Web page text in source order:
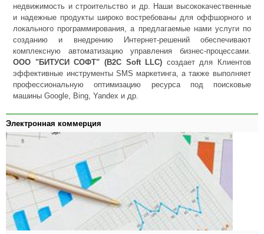
недвижимость и строительство и др. Наши высококачественные
и надежные продукты широко востребованы для оффшорного и
локального программирования, а предлагаемые нами услуги по
созданию и внедрению Интернет-решений обеспечивают
комплексную автоматизацию управления бизнес-процессами.
ООО "БИТУСИ СОФТ" (B2C Soft LLC) создает для Клиентов
эффективные инструменты SMS маркетинга, а также выполняет
профессиональную оптимизацию ресурса под поисковые
машины Google, Bing, Yandex и др.
Электронная коммерция